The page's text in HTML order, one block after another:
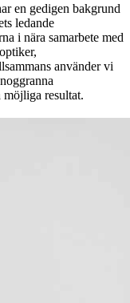
en gedigen bakgrund
ledande
i nära samarbete med
använder vi
möjliga resultat.